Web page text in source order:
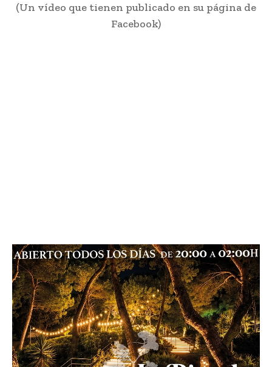
(Un vídeo que tienen publicado en su página de
Facebook)